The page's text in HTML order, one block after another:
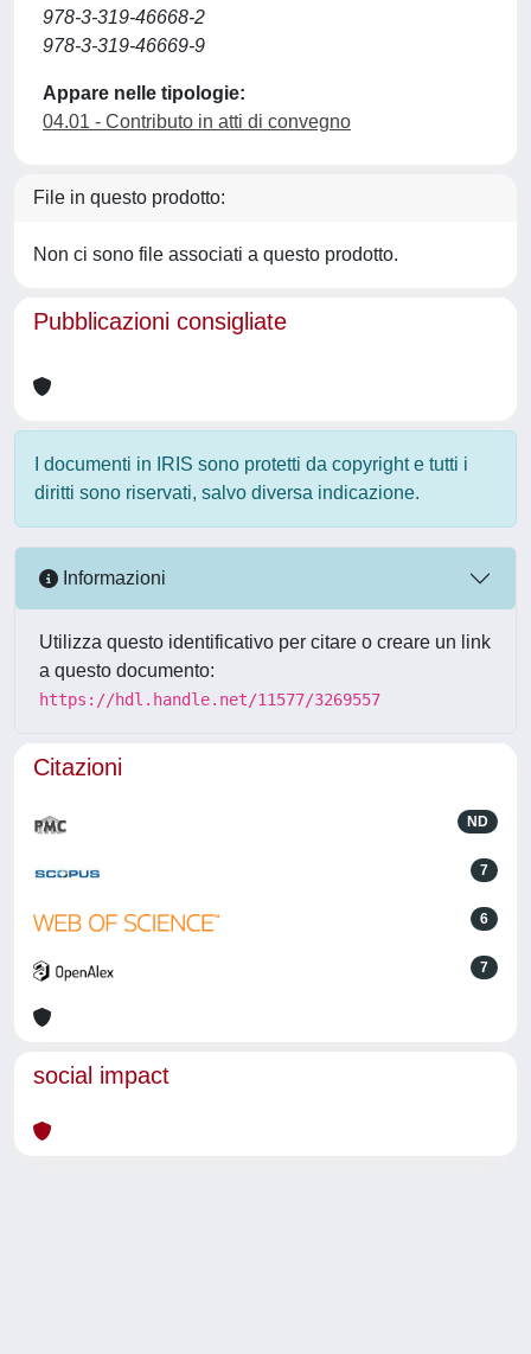
978-3-319-46668-2
978-3-319-46669-9
Appare nelle tipologie:
04.01 - Contributo in atti di convegno
File in questo prodotto:
Non ci sono file associati a questo prodotto.
Pubblicazioni consigliate
I documenti in IRIS sono protetti da copyright e tutti i
diritti sono riservati, salvo diversa indicazione.
Informazioni
Utilizza questo identificativo per citare o creare un link
a questo documento:
https://hdl.handle.net/11577/3269557
Citazioni
ND
7
6
7
social impact